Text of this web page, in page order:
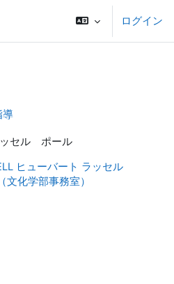
ログイン
導
セル ポール
ヒューバート ラッセル
化学部事務室）